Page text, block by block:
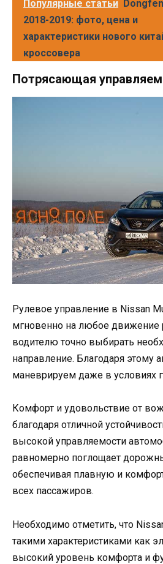
Популярные статьи
2018-2019: фото, цена и
характеристики нового
кроссовера
Потрясающая
Рулевое управление в Nissan
мгновенно на любое движение
водителю точно выбирать
направление. Благодаря этому
маневрируем даже в условиях
Комфорт и удовольствие от
благодаря отличной
высокой управляемости
равномерно поглощает
обеспечивая плавную и
всех пассажиров.
Необходимо отметить, что
такими характеристиками как
высокий уровень комфорта и